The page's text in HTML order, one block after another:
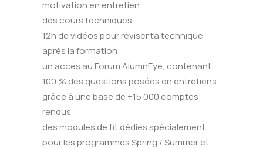
motivation en entretien
des cours techniques
12h de vidéos pour réviser ta technique
après la formation
un accès au Forum AlumnEye, contenant
100 % des questions posées en entretiens
grâce à une base de +15 000 comptes
rendus
des modules de fit dédiés spécialement
pour les programmes Spring / Summer et